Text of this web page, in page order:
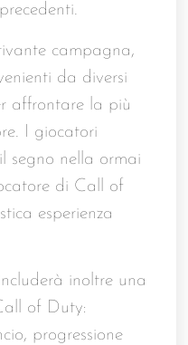
campagna,
da diversi
affrontare la più
I giocatori
segno nella ormai
di Call of
esperienza
inoltre una
of Duty:
progressione